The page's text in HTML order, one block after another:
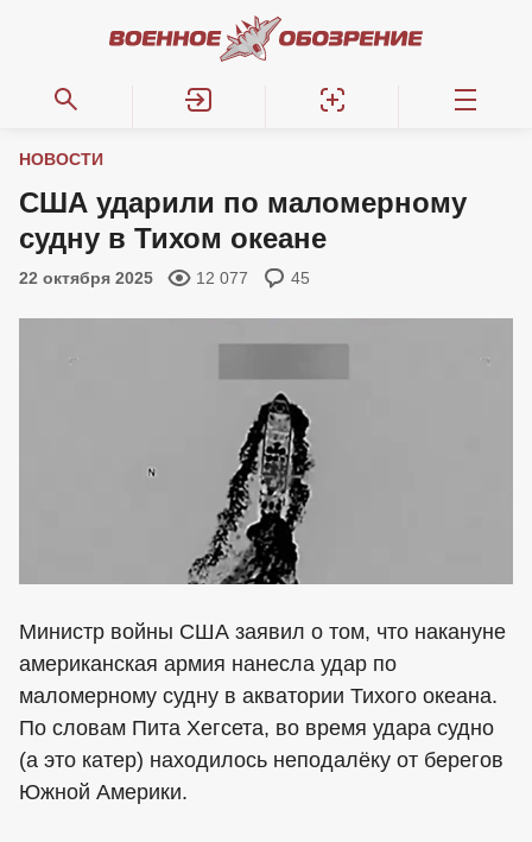
НОВОСТИ
США ударили по маломерному
судну в Тихом океане
22 октября 2025 12 077 45
Министр войны США заявил о том, что накануне
американская армия нанесла удар по
маломерному судну в акватории Тихого океана.
По словам Пита Хегсета, во время удара судно
(а это катер) находилось неподалёку от берегов
Южной Америки.